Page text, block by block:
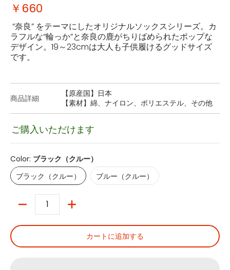
￥660
“奈良” をテーマにしたオリジナルソックスシリーズ。カ
ラフルな“輪っか”と奈良の鹿がちりばめられたポップな
デザイン。 19～23cmは大人も子供履けるグッドサイズ
です。
商品詳細
【原産国】日本
【素材】綿、ナイロン、ポリエステル、その他
ご購入いただけます
Color: ブラック（クルー）
ブラック（クルー）
ブラック（クルー）
ブルー（クルー）
カートに追加する